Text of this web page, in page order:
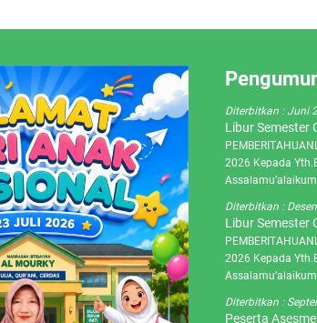
Diterbitkan :Juni
Libur Semester
2026 Kepada
Diterbitkan :
Libur Semester
2026 Kepada
Diterbitkan :
Peserta